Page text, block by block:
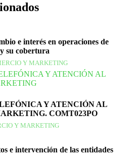
e interés en operaciones de
su cobertura
Y MARKETING
Y ATENCIÓN AL
COMT023PO
Y MARKETING
e intervención de las entidades